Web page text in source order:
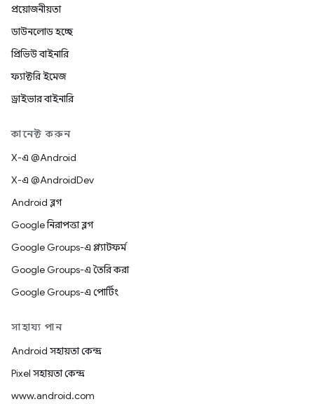
প্রয়োজনীয়তা
ডাউনলোড হচ্ছে
প্রিভিউ বাইনারি
ফ্যাক্টরি ইমেজ
ড্রাইভার বাইনারি
কানেক্ট করুন
X-এ @Android
X-এ @AndroidDev
Android ব্লগ
Google নিরাপত্তা ব্লগ
Google Groups-এ প্ল্যাটফর্ম
Google Groups-এ তৈরি করা
Google Groups-এ পোর্টিং
সাহায্য পান
Android সহায়তা কেন্দ্র
Pixel সহায়তা কেন্দ্র
www.android.com